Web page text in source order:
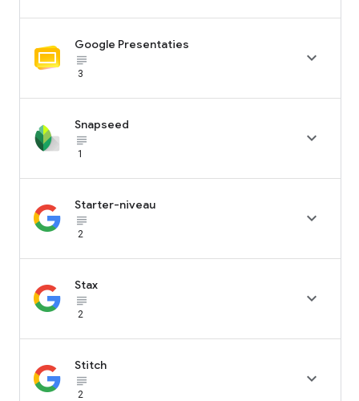
Google Presentaties
subject_black
3

Snapseed
subject_black
1

Starter-niveau
subject_black
2

Stax
subject_black
2

Stitch
subject_black
2
